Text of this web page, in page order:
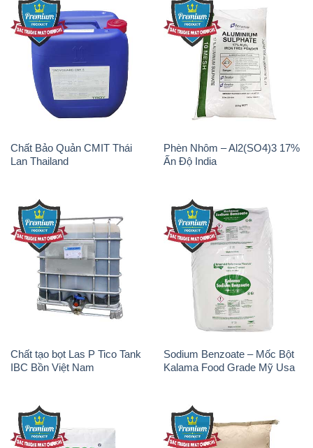
Chất Bảo Quản CMIT Thái
Lan Thailand
Phèn Nhôm – Al2(SO4)3 17%
Ấn Độ India
Chất tạo bọt Las P Tico Tank
IBC Bồn Việt Nam
Sodium Benzoate – Mốc Bột
Kalama Food Grade Mỹ Usa